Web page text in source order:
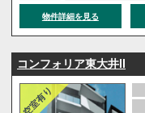
物件詳細を見る
コンフォリア東大井Ⅱ